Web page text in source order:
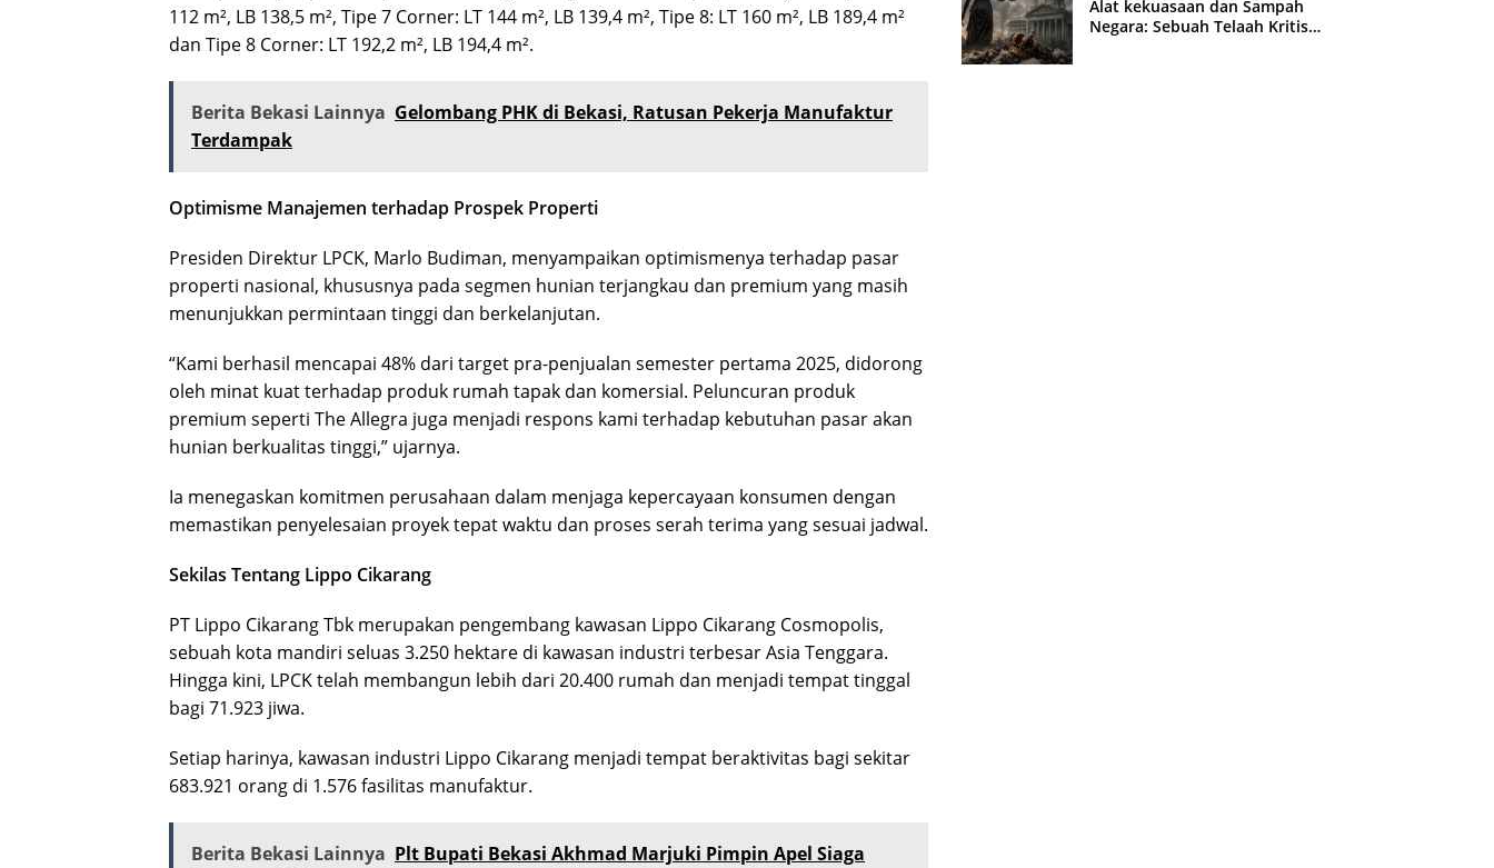
112 m², LB 138,5 m², Tipe 7 Corner: LT 144 m², LB 139,4 m², Tipe 8: LT 160 m², LB 189,4 m²
dan Tipe 8 Corner: LT 192,2 m², LB 194,4 m².
Berita Bekasi Lainnya Gelombang PHK di Bekasi, Ratusan Pekerja Manufaktur
Terdampak
Optimisme Manajemen terhadap Prospek Properti
Presiden Direktur LPCK, Marlo Budiman, menyampaikan optimismenya terhadap pasar
properti nasional, khususnya pada segmen hunian terjangkau dan premium yang masih
menunjukkan permintaan tinggi dan berkelanjutan.
“Kami berhasil mencapai 48% dari target pra-penjualan semester pertama 2025, didorong
oleh minat kuat terhadap produk rumah tapak dan komersial. Peluncuran produk
premium seperti The Allegra juga menjadi respons kami terhadap kebutuhan pasar akan
hunian berkualitas tinggi,” ujarnya.
Ia menegaskan komitmen perusahaan dalam menjaga kepercayaan konsumen dengan
memastikan penyelesaian proyek tepat waktu dan proses serah terima yang sesuai jadwal.
Sekilas Tentang Lippo Cikarang
PT Lippo Cikarang Tbk merupakan pengembang kawasan Lippo Cikarang Cosmopolis,
sebuah kota mandiri seluas 3.250 hektare di kawasan industri terbesar Asia Tenggara.
Hingga kini, LPCK telah membangun lebih dari 20.400 rumah dan menjadi tempat tinggal
bagi 71.923 jiwa.
Setiap harinya, kawasan industri Lippo Cikarang menjadi tempat beraktivitas bagi sekitar
683.921 orang di 1.576 fasilitas manufaktur.
Berita Bekasi Lainnya Plt Bupati Bekasi Akhmad Marjuki Pimpin Apel Siaga
Alat kekuasaan dan Sampah
Negara: Sebuah Telaah Kritis